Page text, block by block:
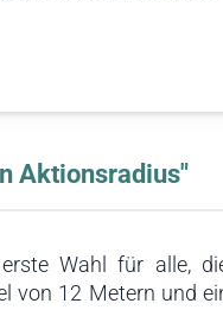
wird. Der Miele-
langer Laufzeit
Aktionsradius"
Wahl für alle,
12 Metern und